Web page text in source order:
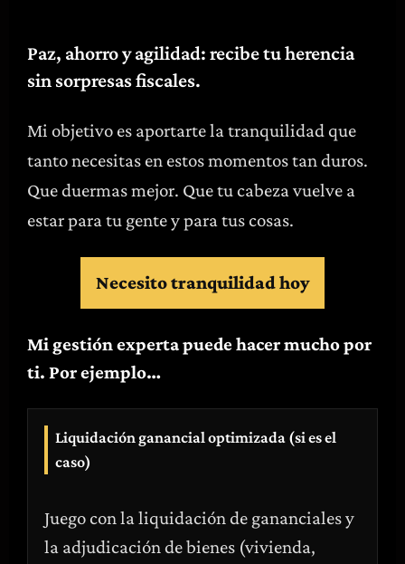
Paz, ahorro y agilidad: recibe tu herencia
sin sorpresas fiscales.
Mi objetivo es aportarte la tranquilidad que
tanto necesitas en estos momentos tan duros.
Que duermas mejor. Que tu cabeza vuelve a
estar para tu gente y para tus cosas.
Necesito tranquilidad hoy
Mi gestión experta puede hacer mucho por
ti. Por ejemplo…
Liquidación ganancial optimizada (si es el
caso)
Juego con la liquidación de gananciales y
la adjudicación de bienes (vivienda,